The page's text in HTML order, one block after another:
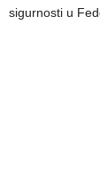
sigurnosti u